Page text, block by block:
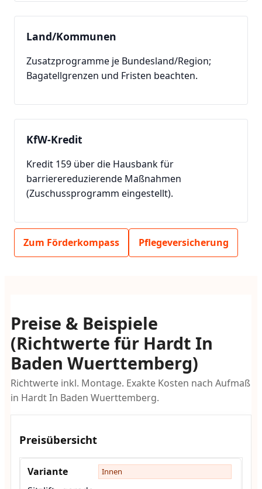
Land/Kommunen
Zusatzprogramme je Bundesland/Region;
Bagatellgrenzen und Fristen beachten.
KfW-Kredit
Kredit 159 über die Hausbank für
barrierereduzierende Maßnahmen
(Zuschussprogramm eingestellt).
Zum Förderkompass Pflegeversicherung
Preise & Beispiele
(Richtwerte für Hardt In
Baden Wuerttemberg)
Richtwerte inkl. Montage. Exakte Kosten nach Aufmaß
in Hardt In Baden Wuerttemberg.
Preisübersicht
Innen